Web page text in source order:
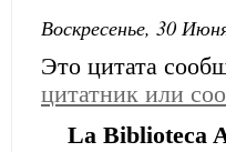
Воскресенье, 30
Это цитата
цитатник или
La Biblioteca